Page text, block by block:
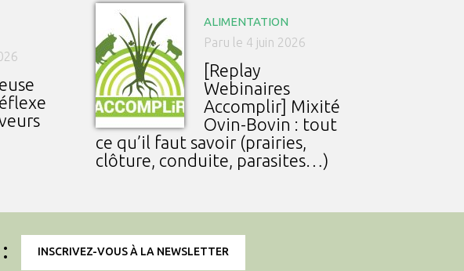
ALIMENTATION
Paru le 4 juin 2026
[Replay
Webinaires
Accomplir] Mixité
Ovin-Bovin : tout
ce qu’il faut savoir (prairies,
clôture, conduite, parasites…)
INSCRIVEZ-VOUS À LA NEWSLETTER